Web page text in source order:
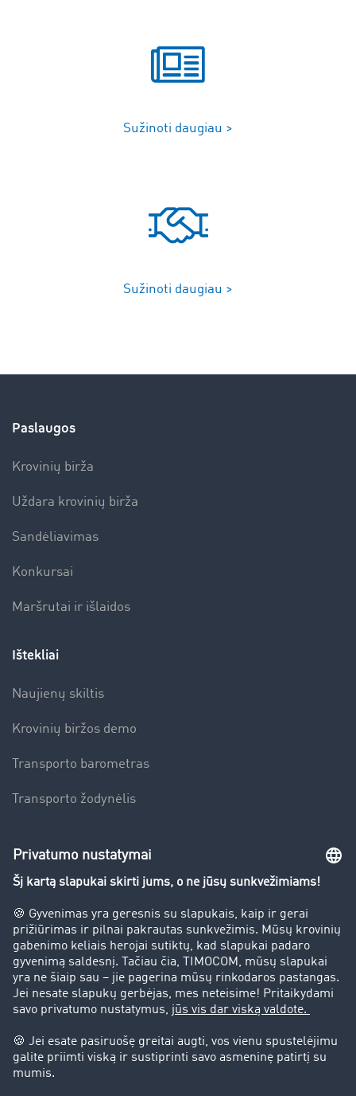
Sužinoti daugiau >
Sužinoti daugiau >
Paslaugos
Krovinių birža
Uždara krovinių birža
Sandėliavimas
Konkursai
Maršrutai ir išlaidos
Ištekliai
Naujienų skiltis
Krovinių biržos demo
Transporto barometras
Transporto žodynėlis
Įmonė
Sėkmės istorijos
Klientai įdarbina klientus
Teisinė informacija
Teisinis pranešimas
Duomenų apsauga